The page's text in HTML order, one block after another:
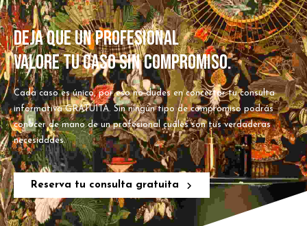
DEJA QUE UN PROFESIONAL
VALORE TU CASO SIN COMPROMISO.
Cada caso es único, por eso no dudes en concertar tu consulta
informativa GRATUITA. Sin ningún tipo de compromiso podrás
conocer de mano de un profesional cuáles son tus verdaderas
necesidades.
Reserva tu consulta gratuita